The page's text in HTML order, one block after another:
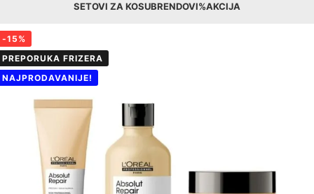
SETOVI ZA KOSUBRENDOVI%AKCIJA
-15%
PREPORUKA FRIZERA
NAJPRODAVANIJE!